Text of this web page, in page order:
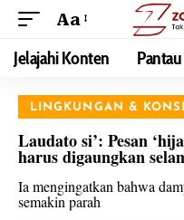
Aa
Jelajahi Konten
LINGKUNGAN &
Laudato si’: Pesan
harus digaungkan
Ia mengingatkan bahwa
semakin parah